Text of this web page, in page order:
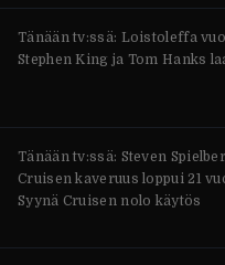
Tänään tv:ssä: Loistoleffa
Stephen King ja Tom Hanks
Tänään tv:ssä: Steven
Cruisen kaveruus loppui 21
Syynä Cruisen nolo käytös